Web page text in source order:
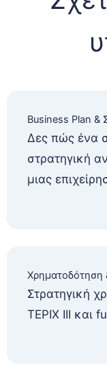
Business Plan &
Δες πώς ένα
στρατηγική
μιας
Στρατηγική
TEPIX III και